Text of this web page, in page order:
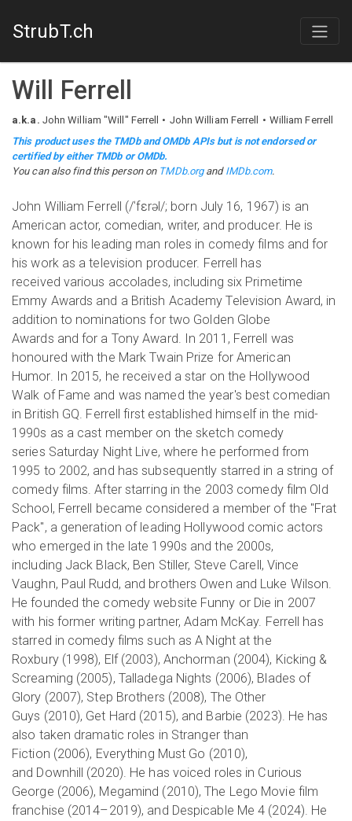
StrubT.ch
Will Ferrell
a.k.a. John William "Will" Ferrell John William Ferrell
William Ferrell
This product uses the TMDb and OMDb APIs but is not endorsed or
certified by either TMDb or OMDb.
You can also find this person on TMDb.organd IMDb.com.
John William Ferrell (/ˈfɛrəl/; born July 16, 1967) is an
American actor, comedian, writer, and producer. He is
known for his leading man roles in comedy films and for
his work as a television producer. Ferrell has
received various accolades, including six Primetime
Emmy Awards and a British Academy Television Award, in
addition to nominations for two Golden Globe
Awards and for a Tony Award. In 2011, Ferrell was
honoured with the Mark Twain Prize for American
Humor. In 2015, he received a star on the Hollywood
Walk of Fame and was named the year's best comedian
in British GQ. Ferrell first established himself in the mid-
1990s as a cast member on the sketch comedy
series Saturday Night Live, where he performed from
1995 to 2002, and has subsequently starred in a string of
comedy films. After starring in the 2003 comedy film Old
School, Ferrell became considered a member of the "Frat
Pack", a generation of leading Hollywood comic actors
who emerged in the late 1990s and the 2000s,
including Jack Black, Ben Stiller, Steve Carell, Vince
Vaughn, Paul Rudd, and brothers Owen and Luke Wilson.
He founded the comedy website Funny or Die in 2007
with his former writing partner, Adam McKay. Ferrell has
starred in comedy films such as A Night at the
Roxbury (1998), Elf (2003), Anchorman (2004), Kicking &
Screaming (2005), Talladega Nights (2006), Blades of
Glory (2007), Step Brothers (2008), The Other
Guys (2010), Get Hard (2015), and Barbie (2023). He has
also taken dramatic roles in Stranger than
Fiction (2006), Everything Must Go (2010),
and Downhill (2020). He has voiced roles in Curious
George (2006), Megamind (2010), The Lego Movie film
franchise (2014–2019), and Despicable Me 4 (2024). He